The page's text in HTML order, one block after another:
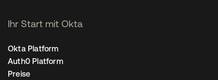
Ihr Start mit Okta
Okta Platform
Auth0 Platform
Preise